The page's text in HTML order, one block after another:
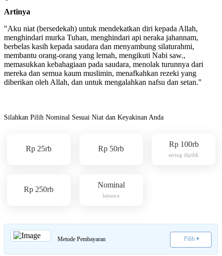
Artinya
"Aku niat (bersedekah) untuk mendekatkan diri kepada Allah,
menghindari murka Tuhan, menghindari api neraka jahannam,
berbelas kasih kepada saudara dan menyambung silaturahmi,
membantu orang-orang yang lemah, mengikuti Nabi saw.,
memasukkan kebahagiaan pada saudara, menolak turunnya dari
mereka dan semua kaum muslimin, menafkahkan rezeki yang
diberikan oleh Allah, dan untuk mengalahkan nafsu dan setan."
Silahkan Pilih Nominal Sesuai Niat dan Keyakinan Anda
Rp 25rb Rp 50rb
Rp 100rb
sering dipilih
Rp 250rb
Nominal
lainnya
Metode Pembayaran Pilih ▾